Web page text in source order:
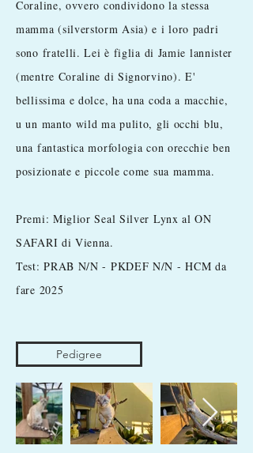
Coraline, ovvero condividono la stessa
mamma (silverstorm Asia) e i loro padri
sono fratelli. Lei è figlia di Jamie lannister
(mentre Coraline di Signorvino). E'
bellissima e dolce, ha una coda a macchie,
u un manto wild ma pulito, gli occhi blu,
una fantastica morfologia con orecchie ben
posizionate e piccole come sua mamma.
Premi: Miglior Seal Silver Lynx al ON
SAFARI di Vienna.​
Test: PRAB N/N - PKDEF N/N - HCM da
fare 2025
Pedigree